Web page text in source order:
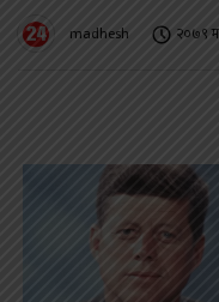
madhesh २०७९